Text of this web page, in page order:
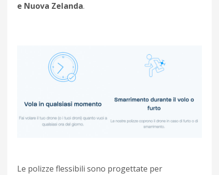
e Nuova Zelanda.
Le polizze flessibili sono progettate per